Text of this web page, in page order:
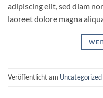
adipiscing elit, sed diam
laoreet dolore magna
Veröffentlicht am Uncategorized